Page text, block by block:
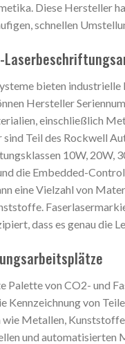
Diese Hersteller
schnellen
bieten
Hersteller
einschließlich
Teil des Rockwell
10W, 20W,
die Embedded-
eine Vielzahl von
dass es genau
Palette von CO2- und
Kennzeichnung von
Metallen,
und automatisierten